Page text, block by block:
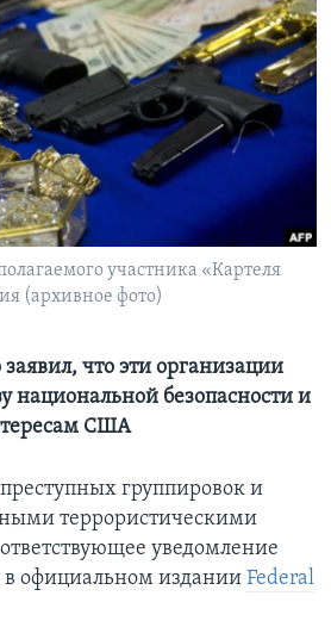
участника «Картеля
(архивное фото)
заявил, что эти организации
национальной безопасности и
США
группировок и
террористическими
уведомление
в официальном издании Federal